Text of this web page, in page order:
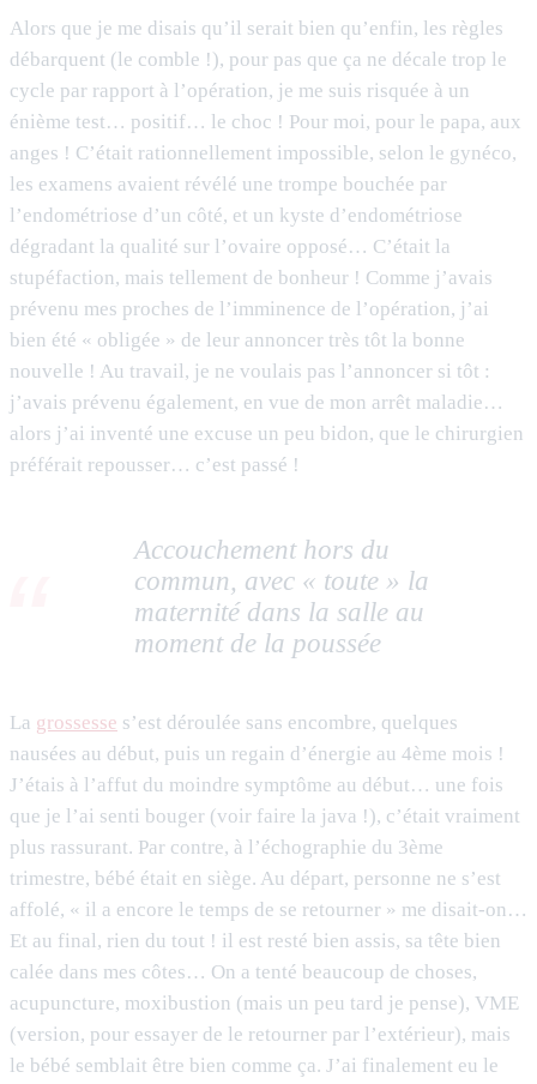
Alors que je me disais qu’il serait bien qu’enfin, les règles
débarquent (le comble !), pour pas que ça ne décale trop le
cycle par rapport à l’opération, je me suis risquée à un
énième test… positif… le choc ! Pour moi, pour le papa, aux
anges ! C’était rationnellement impossible, selon le gynéco,
les examens avaient révélé une trompe bouchée par
l’endométriose d’un côté, et un kyste d’endométriose
dégradant la qualité sur l’ovaire opposé… C’était la
stupéfaction, mais tellement de bonheur ! Comme j’avais
prévenu mes proches de l’imminence de l’opération, j’ai
bien été « obligée » de leur annoncer très tôt la bonne
nouvelle ! Au travail, je ne voulais pas l’annoncer si tôt :
j’avais prévenu également, en vue de mon arrêt maladie…
alors j’ai inventé une excuse un peu bidon, que le chirurgien
préférait repousser… c’est passé !
Accouchement hors du
commun, avec « toute » la
maternité dans la salle au
moment de la poussée
La grossesse s’est déroulée sans encombre, quelques
nausées au début, puis un regain d’énergie au 4ème mois !
J’étais à l’affut du moindre symptôme au début… une fois
que je l’ai senti bouger (voir faire la java !), c’était vraiment
plus rassurant. Par contre, à l’échographie du 3ème
trimestre, bébé était en siège. Au départ, personne ne s’est
affolé, « il a encore le temps de se retourner » me disait-on…
Et au final, rien du tout ! il est resté bien assis, sa tête bien
calée dans mes côtes… On a tenté beaucoup de choses,
acupuncture, moxibustion (mais un peu tard je pense), VME
(version, pour essayer de le retourner par l’extérieur), mais
le bébé semblait être bien comme ça. J’ai finalement eu le